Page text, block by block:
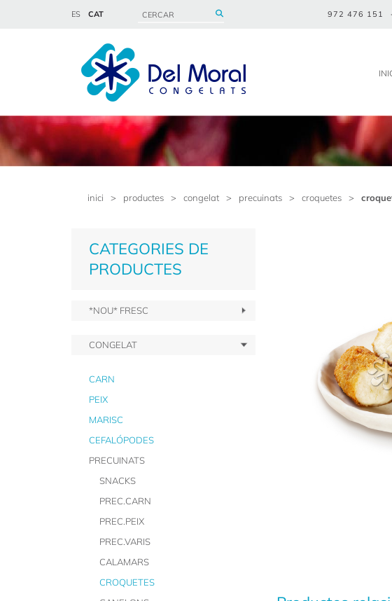
ES CAT 972 476 151 ·
inici > productes > congelat > precuinats > croquetes >
CATEGORIES DE
PRODUCTES
*NOU* FRESC
CONGELAT
CARN
PEIX
MARISC
CEFALÓPODES
PRECUINATS
SNACKS
PREC.CARN
PREC.PEIX
PREC.VARIS
CALAMARS
CROQUETES